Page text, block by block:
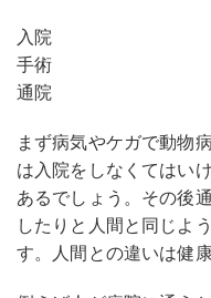
入院
手術
通院
まず病気やケガで動物
は入院をしなくてはい
あるでしょう。その後
したりと人間と同じよ
す。人間との違いは健